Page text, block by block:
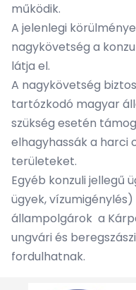
működik.
A jelenlegi
nagykövetség a
látja el.
A nagykövetség
tartózkodó magyar
szükség esetén
elhagyhassák a
területeket.
Egyéb konzuli jellegű
ügyek,
állampolgárok a
ungvári és
fordulhatnak.